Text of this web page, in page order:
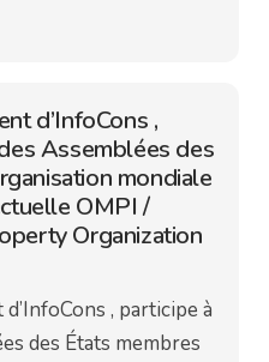
d’InfoCons ,
Assemblées des
mondiale
OMPI /
Organization
, participe à
des États membres